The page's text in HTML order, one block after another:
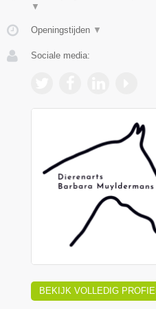
▼
Openingstijden ▼
Sociale media:
BEKIJK VOLLEDIG PROFIEL